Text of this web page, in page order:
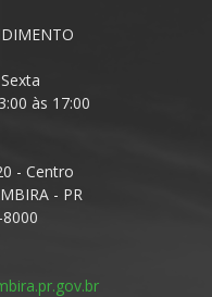
às 17:00
- Centro
- PR